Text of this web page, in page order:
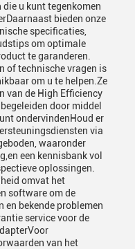
u kunt tegenkomen
bieden onze
specificaties,
om optimale
te garanderen.
of technische vragen is
om u te helpen.Ze
van de High Efficiency
door middel
ondervindenHoud er
via
waaronder
een kennisbank vol
oplossingen.
omvat het
software om de
bekende problemen
service voor de
van het